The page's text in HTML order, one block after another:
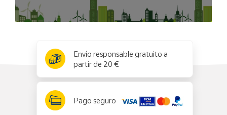
Envío responsable gratuito a
partir de 20 €
Pago seguro